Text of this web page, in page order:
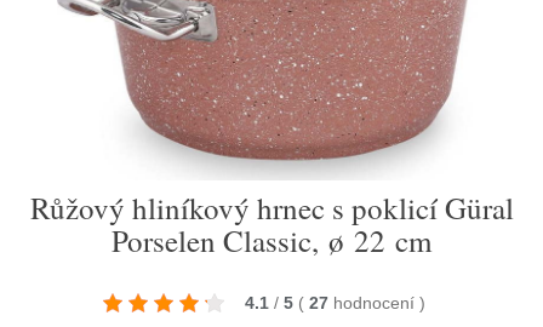
Růžový hliníkový hrnec s poklicí Güral
Porselen Classic, ø 22 cm
4.1 / 5 ( 27 hodnocení )